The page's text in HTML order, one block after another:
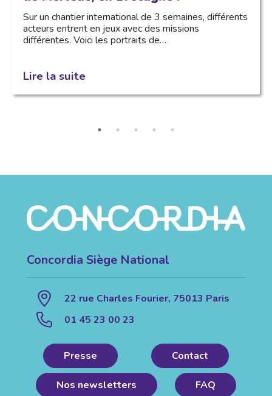
Sur un chantier international de 3 semaines, différents
acteurs entrent en jeux avec des missions
différentes. Voici les portraits de…
Lire la suite
Concordia Siège National
22 rue Charles Fourier, 75013 Paris
01 45 23 00 23
Presse Contact
Nos newsletters FAQ